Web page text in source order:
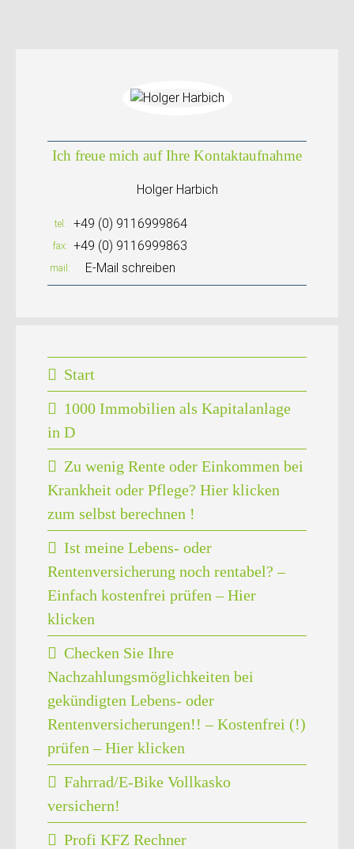
Ich freue mich auf Ihre Kontaktaufnahme
Holger Harbich
tel +49 (0) 9116999864
fax +49 (0) 9116999863
mail E-Mail schreiben
Start
1000 Immobilien als Kapitalanlage
in D
Zu wenig Rente oder Einkommen bei
Krankheit oder Pflege? Hier klicken
zum selbst berechnen !
Ist meine Lebens- oder
Rentenversicherung noch rentabel? –
Einfach kostenfrei prüfen – Hier
klicken
Checken Sie Ihre
Nachzahlungsmöglichkeiten bei
gekündigten Lebens- oder
Rentenversicherungen!! – Kostenfrei (!)
prüfen – Hier klicken
Fahrrad/E-Bike Vollkasko
versichern!
Profi KFZ Rechner